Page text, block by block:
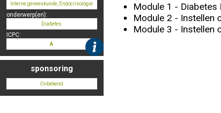
Registreren
Inloggen
Interne geneeskunde, Endocrinologie
onderwerp(en):
Diabetes
ICPC:
A
sponsoring
Onbekend
Module 1 - Diabetes
Module 2 - Instellen
Module 3 - Instellen